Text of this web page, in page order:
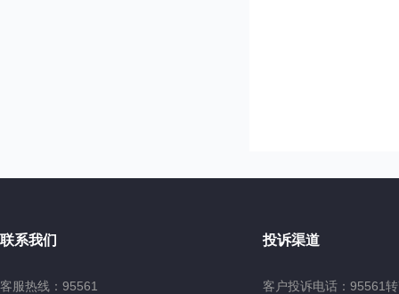
联系我们
客服热线：95561
投诉渠道
客户投诉电话：95561